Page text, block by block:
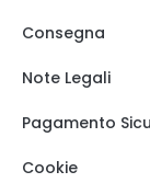
Consegna
Note Legali
Pagamento
Cookie
VISITA IL